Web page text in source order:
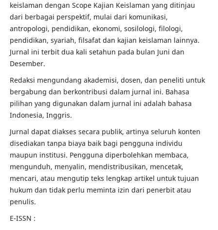
keislaman dengan Scope Kajian Keislaman yang ditinjau
dari berbagai perspektif, mulai dari komunikasi,
antropologi, pendidikan, ekonomi, sosilologi, filologi,
pendidikan, syariah, filsafat dan kajian keislaman lainnya.
Jurnal ini terbit dua kali setahun pada bulan Juni dan
Desember.
Redaksi mengundang akademisi, dosen, dan peneliti untuk
bergabung dan berkontribusi dalam jurnal ini. Bahasa
pilihan yang digunakan dalam jurnal ini adalah bahasa
Indonesia, Inggris.
Jurnal dapat diakses secara publik, artinya seluruh konten
disediakan tanpa biaya baik bagi pengguna individu
maupun institusi. Pengguna diperbolehkan membaca,
mengunduh, menyalin, mendistribusikan, mencetak,
mencari, atau mengutip teks lengkap artikel untuk tujuan
hukum dan tidak perlu meminta izin dari penerbit atau
penulis.
E-ISSN :